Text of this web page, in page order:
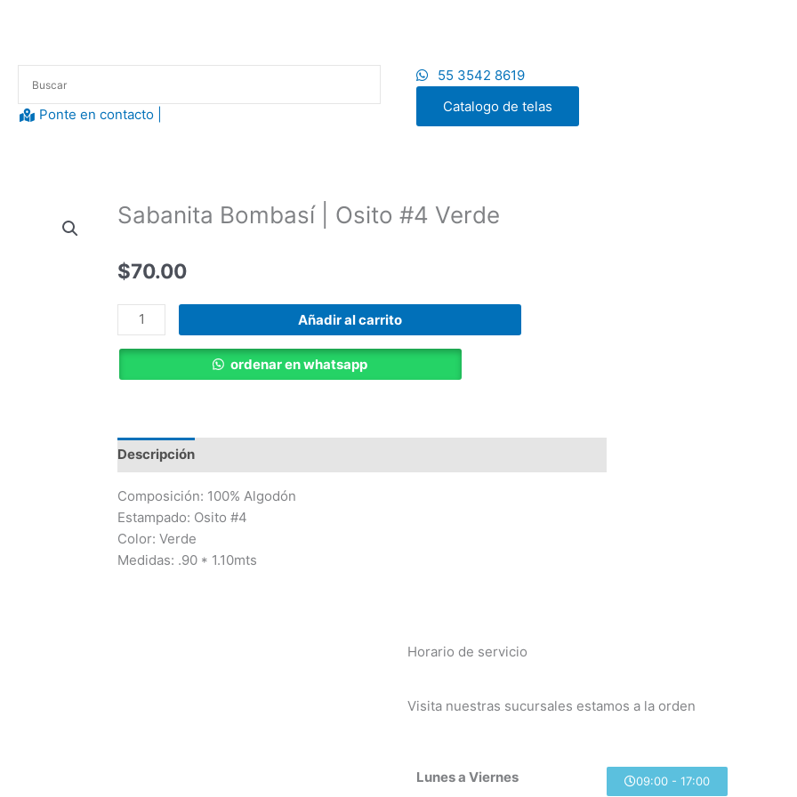
Ponte en contacto |​
55 3542 8619
Catalogo de telas
Sabanita Bombasí | Osito #4 Verde
$70.00
Sabanita
Bombasí
|
Osito
cantidad
Añadir al carrito
ordenar en whatsapp
Descripción
Composición: 100% Algodón
Estampado: Osito #4
Color: Verde
Medidas: .90 * 1.10mts
Horario de servicio
Visita nuestras sucursales estamos a la orden
Lunes a Viernes 09:00 - 17:00